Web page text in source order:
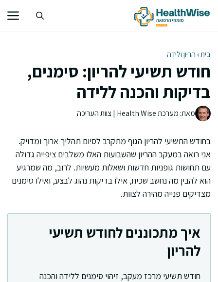
לתוכן
בית› הריון ולידה
חודש תשיעי להריון: סימנים,
בדיקות והכנה ללידה
מאת: מערכת Health Wise | צוות העריכה
בחודש התשיעי להריון הגוף מתקרב לסיום תהליך ארוך ומדויק.
אני רואה במעקב ההריון שהשבועות האלו משלבים ציפייה גדולה
עם תחושות גופניות חדשות ושאלות מעשיות. לרוב, מה שמרגיע
הוא להבין מה נחשב שכיח, אילו בדיקות נהוג לבצע, ואילו סימנים
מצדיקים פנייה מהירה לצוות.
איך מתכוננים לחודש תשיעי
להריון
חודש תשיעי מרכז מעקב, זיהוי סימנים ללידה והכנה